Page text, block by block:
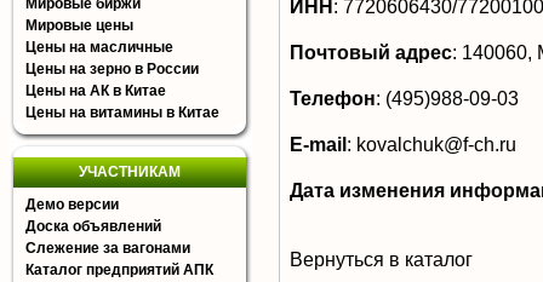
Мировые биржи
Мировые цены
Цены на масличные
Цены на зерно в России
Цены на АК в Китае
Цены на витамины в Китае
УЧАСТНИКАМ
Демо версии
Доска объявлений
Слежение за вагонами
Каталог предприятий АПК
ИНН: 7720606430/
Почтовый адрес: 140060,
Телефон: (495)988-09-03
E-mail: kovalchuk@f-ch.ru
Дата изменения
Вернуться в каталог